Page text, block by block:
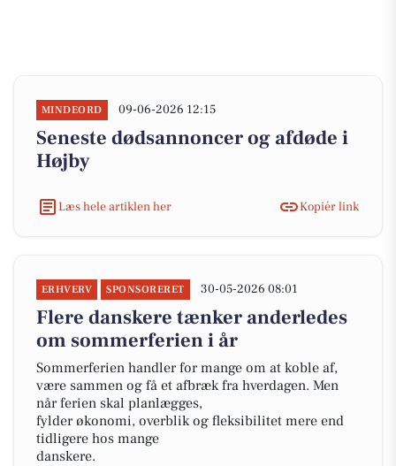
MINDEORD 09-06-2026 12:15
Seneste dødsannoncer og afdøde i
Højby
Læs hele artiklen her Kopiér link
ERHVERV SPONSORERET 30-05-2026 08:01
Flere danskere tænker anderledes
om sommerferien i år
Sommerferien handler for mange om at koble af,
være sammen og få et afbræk fra hverdagen. Men
når ferien skal planlægges,
fylder økonomi, overblik og fleksibilitet mere end
tidligere hos mange
danskere.